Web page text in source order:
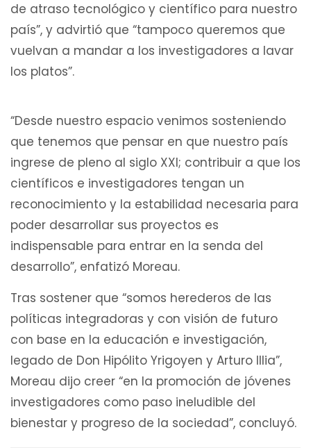
de atraso tecnológico y científico para nuestro
país”, y advirtió que “tampoco queremos que
vuelvan a mandar a los investigadores a lavar
los platos”.
“Desde nuestro espacio venimos sosteniendo
que tenemos que pensar en que nuestro país
ingrese de pleno al siglo XXI; contribuir a que los
científicos e investigadores tengan un
reconocimiento y la estabilidad necesaria para
poder desarrollar sus proyectos es
indispensable para entrar en la senda del
desarrollo”, enfatizó Moreau.
Tras sostener que “somos herederos de las
políticas integradoras y con visión de futuro
con base en la educación e investigación,
legado de Don Hipólito Yrigoyen y Arturo Illia”,
Moreau dijo creer “en la promoción de jóvenes
investigadores como paso ineludible del
bienestar y progreso de la sociedad”, concluyó.